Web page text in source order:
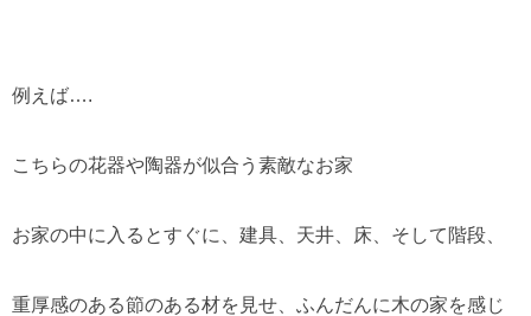
例えば….
こちらの花器や陶器が似合う素敵なお家
お家の中に入るとすぐに、建具、天井、床、そして階段、
重厚感のある節のある材を見せ、ふんだんに木の家を感じ